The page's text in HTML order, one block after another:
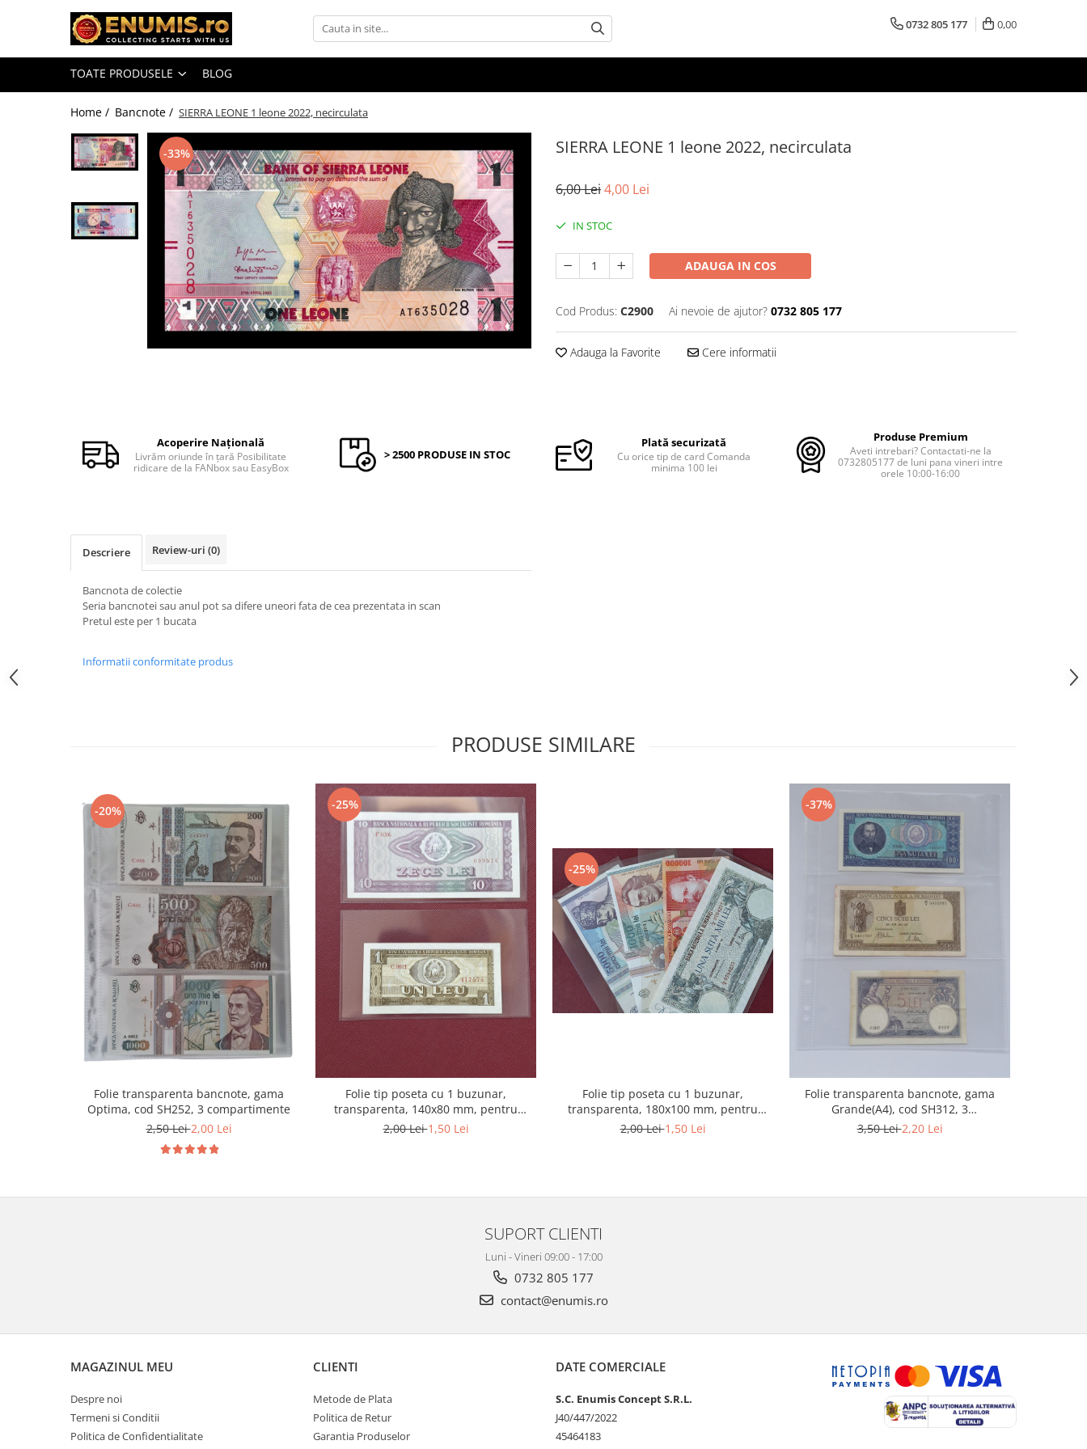
Monede Romania
Accesorii colectie monede
Albume cu folii pentru stocare
Capsule monede
Cartonase autoadezive
Soluții curățare, pensete, mănuși,
Monede Euro, Eurocenti
Monede Europa
Accesorii colectie bancnote
Albume cu folii pentru stocare
Folii pentru stocare bancnote, la
Folii pentru stocare bancnote, la
pachet
Bancnote Australia si Oceania
Accesorii filatelie
Timbre si coli Romania
Carte Postala / FDC
Din trusa colectionarului
Alte colectibile
Insigne/Medalii/Decoratii
0732 805 177 0,00
TOATE PRODUSELE BLOG
Home / Bancnote / SIERRA LEONE 1 leone 2022, necirculata
SIERRA LEONE 1 leone 2022, necirculata
-33%
6,00 Lei4,00 Lei
IN STOC
ADAUGA IN COS
Cod Produs: C2900 Ai nevoie de ajutor? 0732 805 177
Adauga la Favorite Cere informatii
Acoperire Națională
Livrăm oriunde în țară Posibilitate
ridicare de la FANbox sau EasyBox
> 2500 PRODUSE IN STOC
Plată securizată
Cu orice tip de card Comanda
minima 100 lei
Produse Premium
Aveti intrebari? Contactati-ne la
0732805177 de luni pana vineri intre
orele 10:00-16:00
Descriere Review-uri (0)
Bancnota de colectie
Seria bancnotei sau anul pot sa difere uneori fata de cea prezentata in scan
Pretul este per 1 bucata
Informatii conformitate produs
PRODUSE SIMILARE
-20%
Folie transparenta bancnote, gama
Optima, cod SH252, 3 compartimente
2,50 Lei2,00 Lei
-25%
Folie tip poseta cu 1 buzunar,
transparenta, 140x80 mm, pentru
bancnote
2,00 Lei1,50 Lei
-25%
Folie tip poseta cu 1 buzunar,
transparenta, 180x100 mm, pentru
bancnote
2,00 Lei1,50 Lei
-37%
Folie transparenta bancnote, gama
Grande(A4), cod SH312, 3
compartimente
3,50 Lei2,20 Lei
SUPORT CLIENTI
Luni - Vineri 09:00 - 17:00
0732 805 177
contact@enumis.ro
MAGAZINUL MEU
Despre noi
Termeni si Conditii
Politica de Confidentialitate
CLIENTI
Metode de Plata
Politica de Retur
Garantia Produselor
DATE COMERCIALE
S.C. Enumis Concept S.R.L.
J40/447/2022
45464183